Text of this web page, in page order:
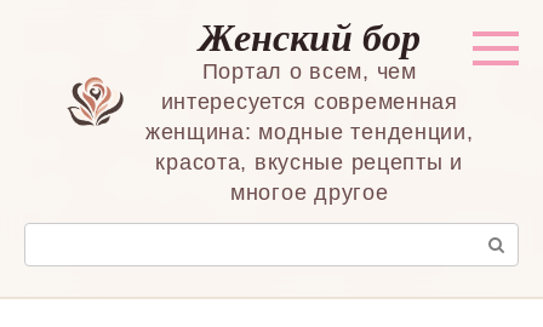
Женский бор
Портал о всем, чем
интересуется современная
женщина: модные тенденции,
красота, вкусные рецепты и
многое другое
Поиск: